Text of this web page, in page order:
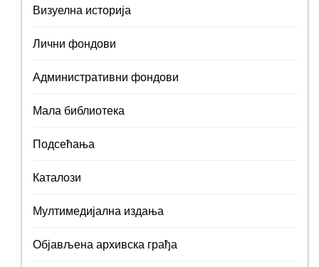
Визуелна историја
Лични фондови
Административни фондови
Мала библиотека
Подсећања
Каталози
Мултимедијална издања
Објављена архивска грађа